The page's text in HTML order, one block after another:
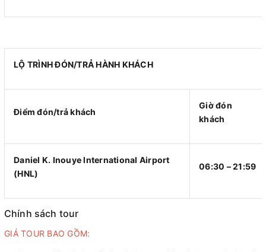
LỘ TRÌNH ĐÓN/TRẢ HÀNH KHÁCH
Điểm đón/trả khách
Giờ đón
khách
Daniel K. Inouye International Airport
(HNL)
06:30 – 21:59
Chính sách tour
GIÁ TOUR BAO GỒM: